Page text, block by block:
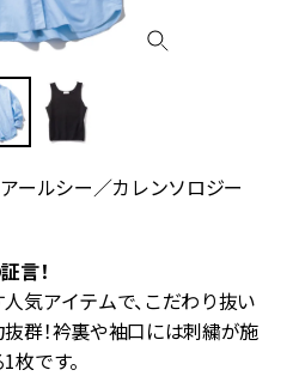
ールシー／カレンソロジー
言！
気アイテムで、こだわり抜い
群！衿裏や袖口には刺繍が施
です。